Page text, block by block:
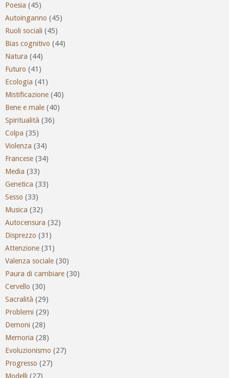
Poesia (45)
Autoinganno (45)
Ruoli sociali (45)
Bias cognitivo (44)
Natura (44)
Futuro (41)
Ecologia (41)
Mistificazione (40)
Bene e male (40)
Spiritualità (36)
Colpa (35)
Violenza (34)
Francese (34)
Media (33)
Genetica (33)
Sesso (33)
Musica (32)
Autocensura (32)
Disprezzo (31)
Attenzione (31)
Valenza sociale (30)
Paura di cambiare (30)
Cervello (30)
Sacralità (29)
Problemi (29)
Demoni (28)
Memoria (28)
Evoluzionismo (27)
Progresso (27)
Modelli (27)